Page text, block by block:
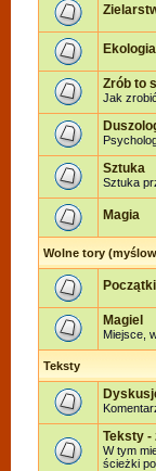
Ekologia
Zrób to
Jak
Sztuka
Sztuka
Magia
Wolne tory
Magiel
Miejsce,
Teksty
Teksty -
W tym
ścieżki